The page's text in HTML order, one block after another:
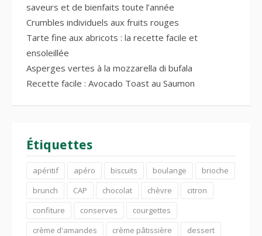
saveurs et de bienfaits toute l’année
Crumbles individuels aux fruits rouges
Tarte fine aux abricots : la recette facile et
ensoleillée
Asperges vertes à la mozzarella di bufala
Recette facile : Avocado Toast au Saumon
Étiquettes
apéritif apéro biscuits boulange
brioche
brunch
CAP chocolat chèvre
citron
confiture
conserves
courgettes
crème d'amandes
crème pâtissière
dessert